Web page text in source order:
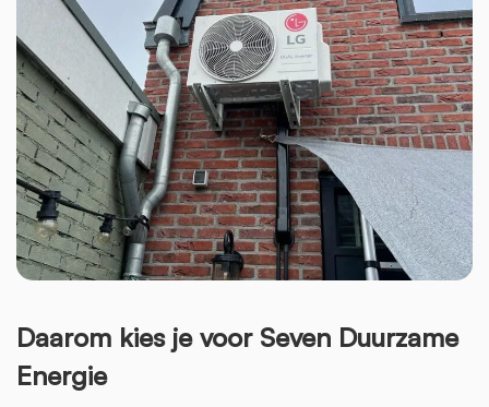
Daarom kies je voor Seven Duurzame
Energie